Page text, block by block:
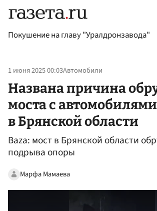
Покушение на главу "Уралдронзавода"
1 июня 2025 00:03Автомобили
Названа причина
моста с автомобилями
в Брянской области
Baza: мост в Брянской области
подрыва опоры
Марфа Мамаева